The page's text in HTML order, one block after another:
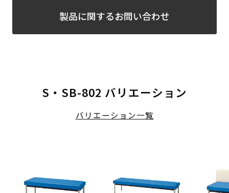
製品に関するお問い合わせ
S・SB-802 バリエーション
バリエーション一覧